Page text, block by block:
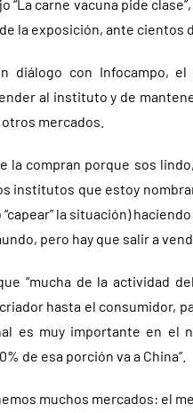
“La carne vacuna pide
la exposición, ante cientos
diálogo con Infocampo,
al instituto y de
mercados.
la compran porque sos
institutos que estoy
“capear” la situación)
pero hay que salir a
“mucha de la actividad
hasta el consumidor,
es muy importante en el
de esa porción va a China”.
muchos mercados: el